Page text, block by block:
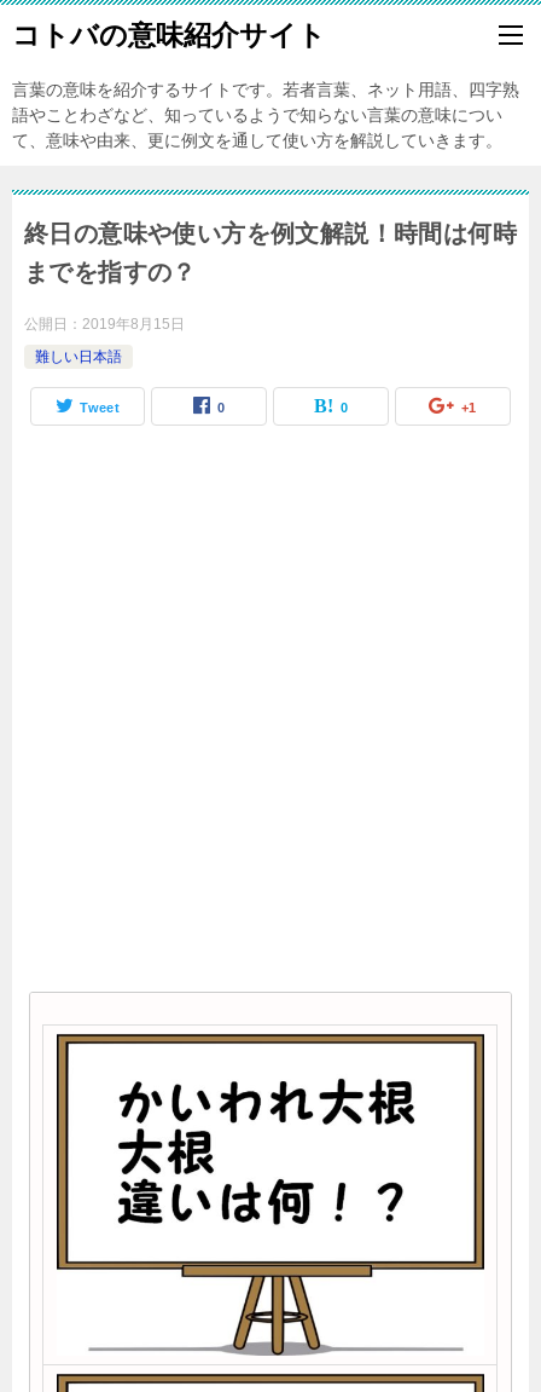
コトバの意味紹介サイト
言葉の意味を紹介するサイトです。若者言葉、ネット用語、四字熟
語やことわざなど、知っているようで知らない言葉の意味につい
て、意味や由来、更に例文を通して使い方を解説していきます。
終日の意味や使い方を例文解説！時間は何時
までを指すの？
公開日： 2019年8月15日
難しい日本語
Tweet 0 0 +1